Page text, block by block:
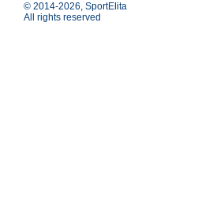
© 2014-2026, SportElita
All rights reserved